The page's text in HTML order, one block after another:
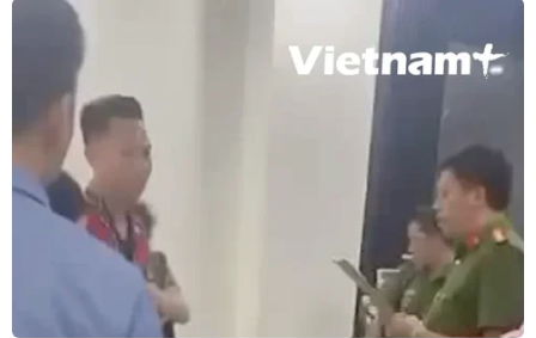
định của pháp luật.
Điều tra vụ phóng
hỏa bằng xăng khiến 2
người nguy kịch ở Tây
Ninh
Tối 6/1, trên địa bàn phường Long Hoa, tỉnh Tây
Ninh xảy ra vụ cháy nghiêm trọng, khiến hai người
bị thương nặng, đang được cấp cứu tại bệnh viện.